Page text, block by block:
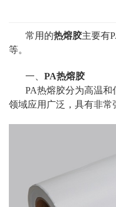
常用的热熔胶主要有
等。
一、 PA热熔胶
PA热熔胶分为高温
领域应用广泛，具有非常